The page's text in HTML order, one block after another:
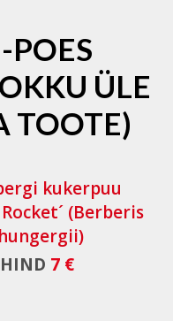
POES
ÜLE
TOOTE)
kukerpuu
(Berberis
HIND 7 €